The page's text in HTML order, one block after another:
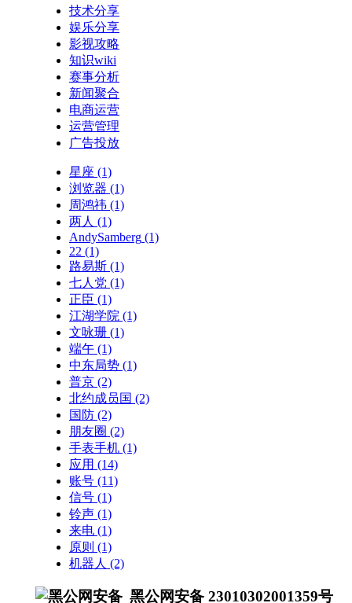
技术分享
娱乐分享
影视攻略
知识wiki
赛事分析
新闻聚合
电商运营
运营管理
广告投放
星座 (1)
浏览器 (1)
周鸿祎 (1)
两人 (1)
AndySamberg (1)
22 (1)
路易斯 (1)
七人党 (1)
正臣 (1)
江湖学院 (1)
文咏珊 (1)
端午 (1)
中东局势 (1)
普京 (2)
北约成员国 (2)
国防 (2)
朋友圈 (2)
手表手机 (1)
应用 (14)
账号 (11)
信号 (1)
铃声 (1)
来电 (1)
原则 (1)
机器人 (2)
黑公网安备 23010302001359号